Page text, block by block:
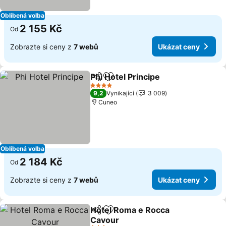
Oblíbená volba
Od 2 155 Kč
Zobrazte si ceny z 7 webů Ukázat ceny
Oblíbená volba
SdíletPřidat na seznam oblíbených
Phi Hotel Principe
4 Počet hvězdiček
9,2 Vynikající
3 009
Cuneo
Od 2 184 Kč
Zobrazte si ceny z 7 webů Ukázat ceny
SdíletPřidat na seznam oblíbených
Hotel Roma e Rocca
Cavour